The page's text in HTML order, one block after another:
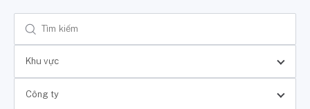
Khu vực
Công ty